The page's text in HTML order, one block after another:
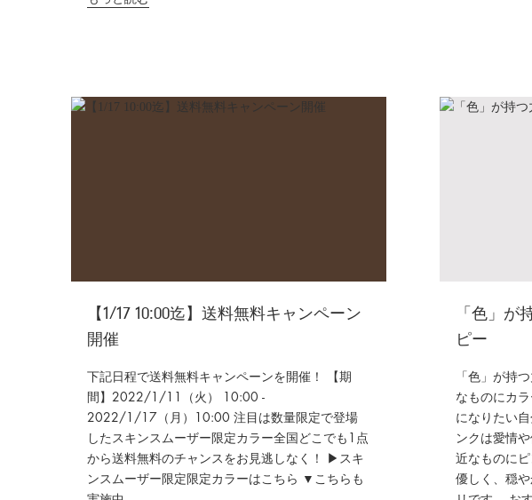
【1/17 10:00迄】送料無料キャンペーン
開催
下記日程で送料無料キャンペーンを開催！ 【期
間】2022/1/11（火） 10:00 -
2022/1/17（月）10:00 注目は数量限定で登場
したスキンスムーザー限定カラー全国どこでも1点
から送料無料のチャンスをお見逃しなく！ ▶スキ
ンスムーザー限定限定カラーはこちら ▼こちらも
「色」が
ピー
「色」が持
なものにカ
になりたい
ンクは愛情
近なものに
優しく、穏